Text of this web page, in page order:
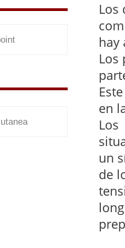
Los
hay
Los
en
Los
un
de